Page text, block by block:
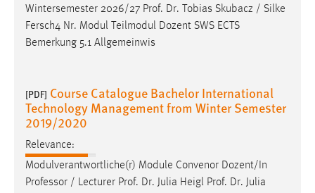
Wintersemester 2026/27 Prof. Dr. Tobias Skubacz / Silke
Fersch4 Nr. Modul Teilmodul Dozent SWS ECTS
Bemerkung 5.1 Allgemeinwis
[PDF] Course Catalogue Bachelor International
Technology Management from Winter Semester
2019/2020
Relevance:
Modulverantwortliche(r) Module Convenor Dozent/In
Professor / Lecturer Prof. Dr. Julia Heigl Prof. Dr. Julia